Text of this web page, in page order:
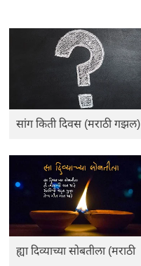
सांग किती दिवस (मराठी गझल)
ह्या दिव्याच्या सोबतीला (मराठी